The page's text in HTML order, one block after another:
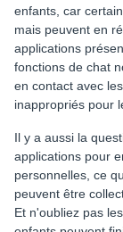
enfants, car
mais peuvent en
applications
fonctions de chat
en contact avec
inappropriés pour
Il y a aussi la
applications pour
personnelles, ce
peuvent être
Et n'oubliez pas